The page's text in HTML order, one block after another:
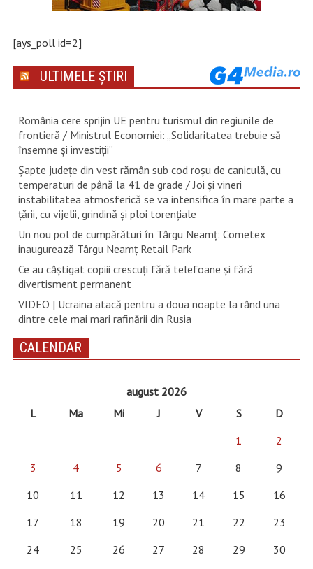
[ays_poll id=2]
ULTIMELE ȘTIRI
România cere sprijin UE pentru turismul din regiunile de
frontieră / Ministrul Economiei: „Solidaritatea trebuie să
însemne și investiții”
Șapte județe din vest rămân sub cod roșu de caniculă, cu
temperaturi de până la 41 de grade / Joi și vineri
instabilitatea atmosferică se va intensifica în mare parte a
țării, cu vijelii, grindină și ploi torențiale
Un nou pol de cumpărături în Târgu Neamț: Cometex
inaugurează Târgu Neamț Retail Park
Ce au câștigat copiii crescuți fără telefoane și fără
divertisment permanent
VIDEO | Ucraina atacă pentru a doua noapte la rând una
dintre cele mai mari rafinării din Rusia
CALENDAR
august 2026
L
Ma Mi J V S
D
1
2
3
4 5 6 7 8
9
10
11 12 13 14 15
16
17
18 19 20 21 22
23
24
25 26 27 28 29
30